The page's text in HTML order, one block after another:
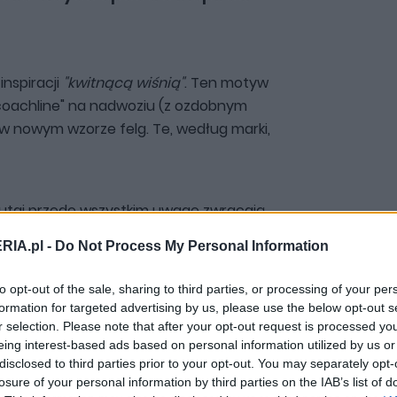
- Do Not Process My Personal Information
opt-out of the sale, sharing to third parties, or processing of your
for targeted advertising by us, please use the below opt-out
selection. Please note that after your opt-out request is processed
interest-based ads based on personal information utilized by us
to third parties prior to your opt-out. You may separately
of your personal information by third parties on the IAB’s list of
"kwitnącą wiśnią". Ten motyw
na nadwoziu (z ozdobnym
nowym wzorze felg. Te, według marki,
przede wszystkim uwagę zwracają
wkomponowano łącznie 4796
charakterystyczną sygnaturę
który zwraca na siebie uwagę, jest
Złożony z wielu warstw element ma
wiśni, korespondujący z innymi